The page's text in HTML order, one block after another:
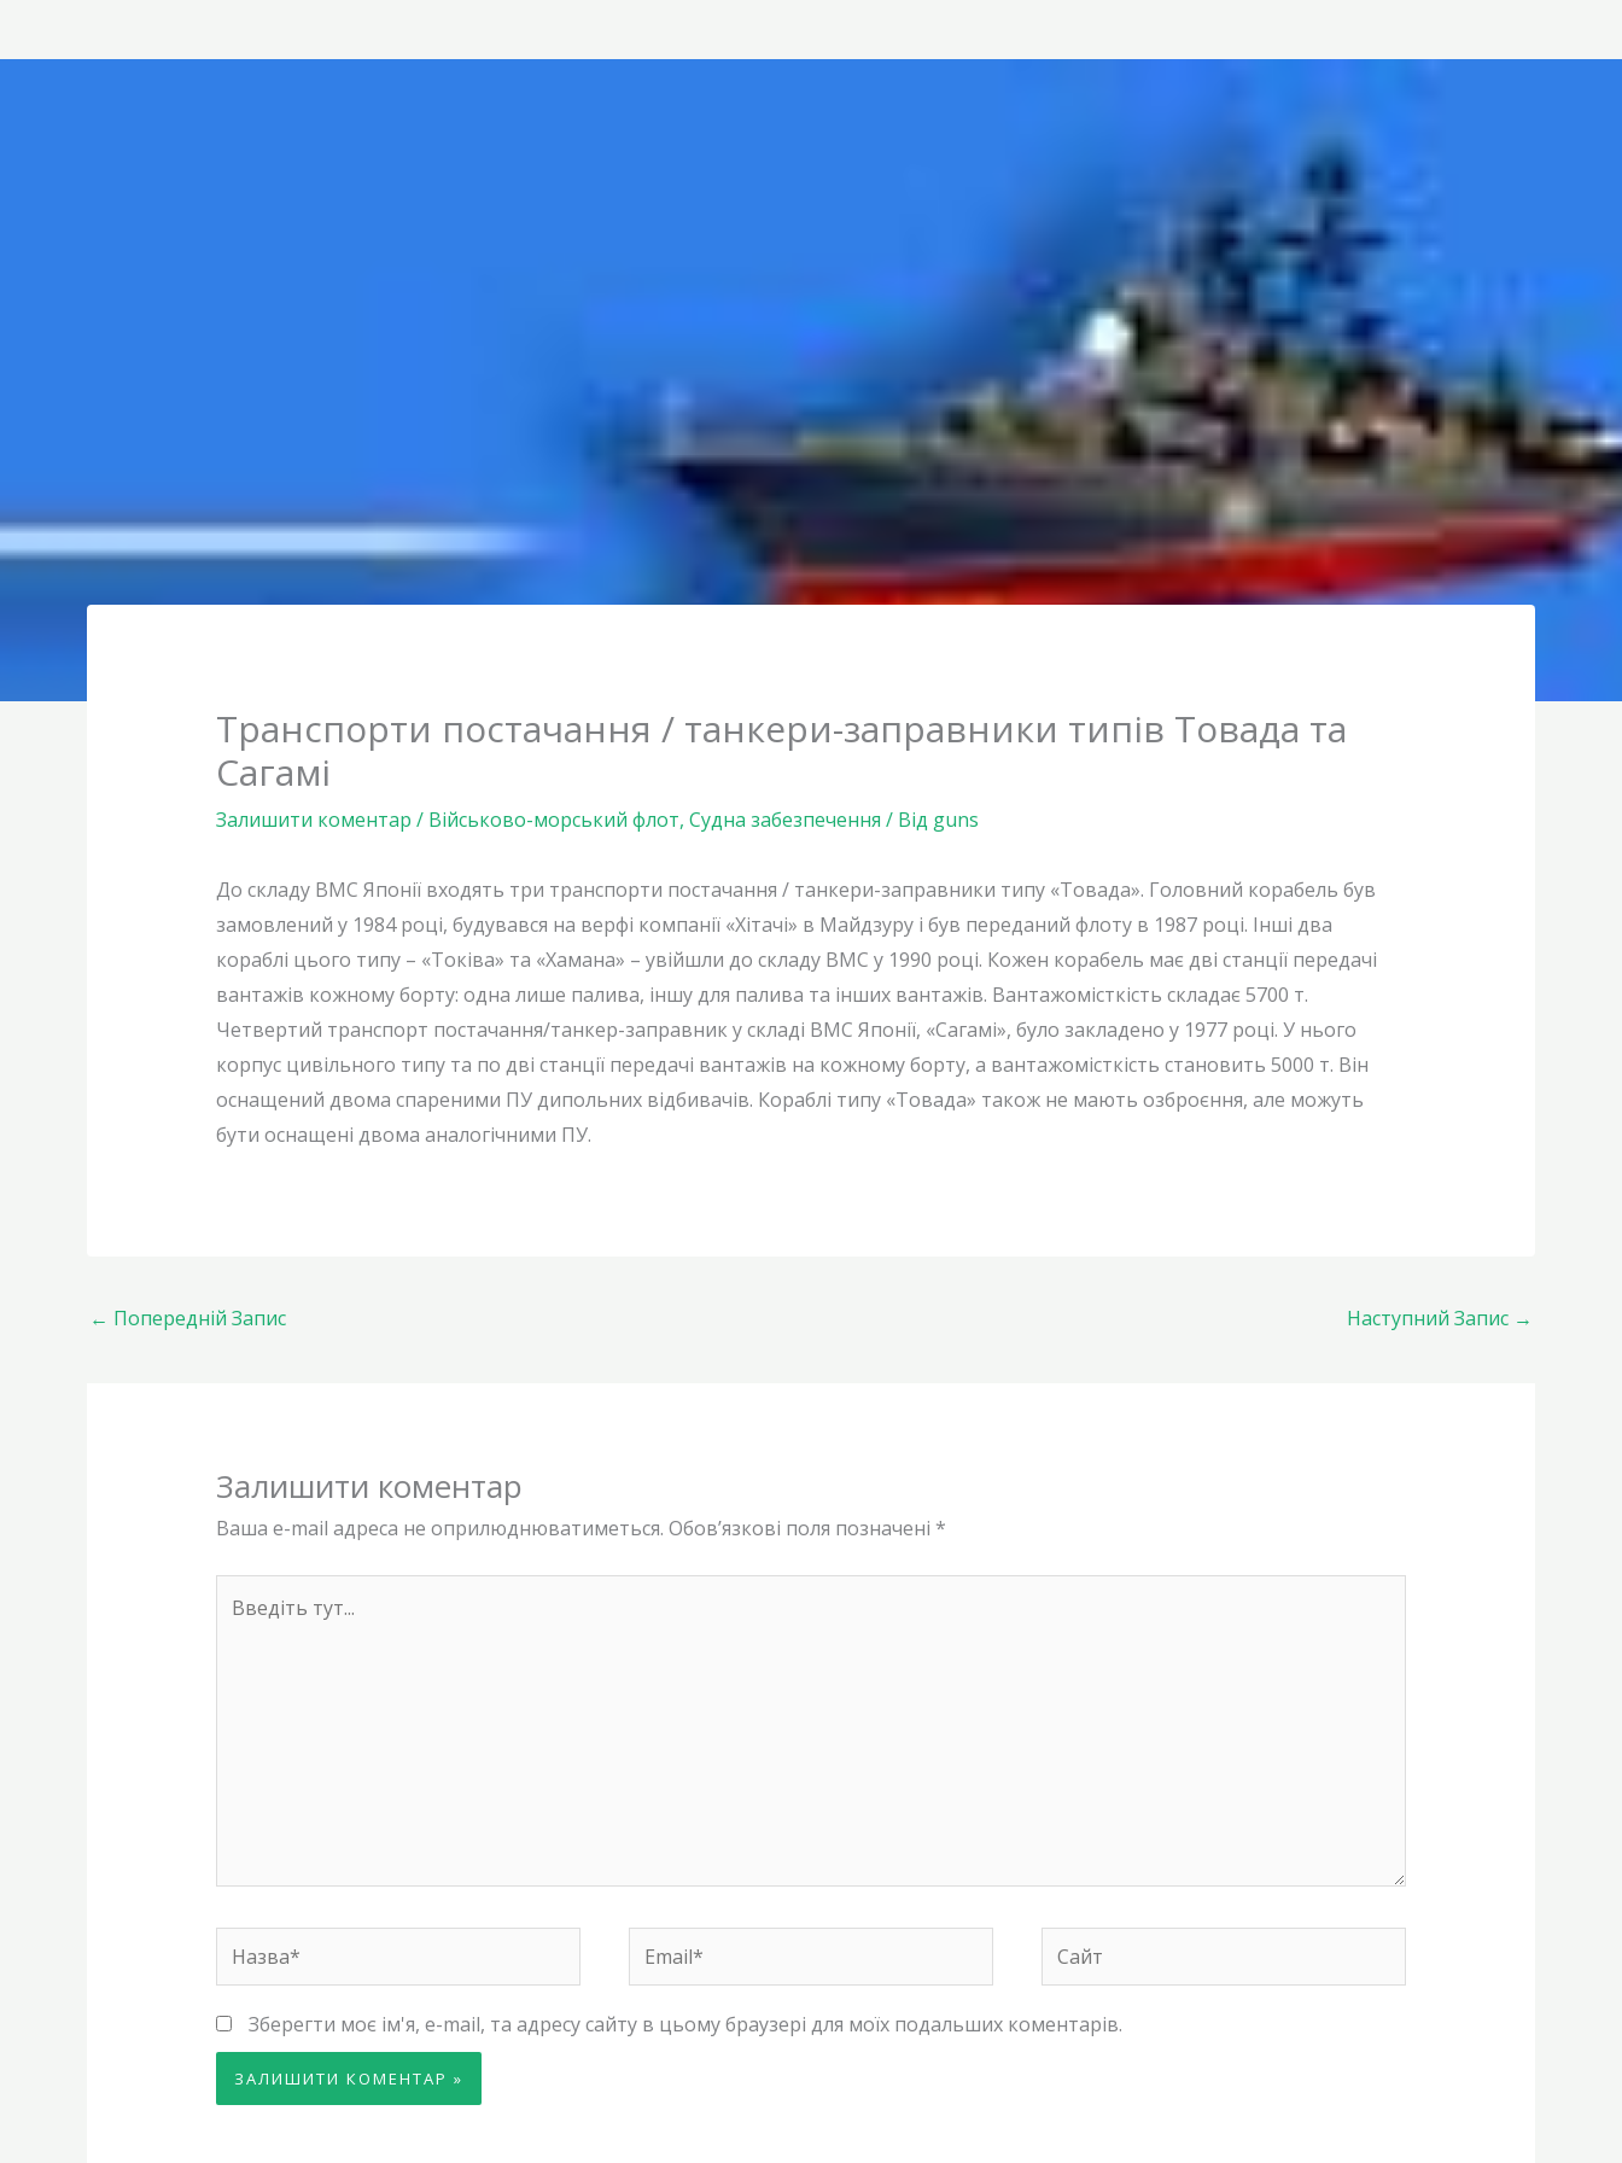
Транспорти постачання / танкери-заправники типів Товада та
Сагамі
Залишити коментар / Військово-морський флот, Судна забезпечення / Від guns
До складу ВМС Японії входять три транспорти постачання / танкери-заправники типу «Товада». Головний корабель був
замовлений у 1984 році, будувався на верфі компанії «Хітачі» в Майдзуру і був переданий флоту в 1987 році. Інші два
кораблі цього типу – «Токіва» та «Хамана» – увійшли до складу ВМС у 1990 році. Кожен корабель має дві станції передачі
вантажів кожному борту: одна лише палива, іншу для палива та інших вантажів. Вантажомісткість складає 5700 т.
Четвертий транспорт постачання/танкер-заправник у складі ВМС Японії, «Сагамі», було закладено у 1977 році. У нього
корпус цивільного типу та по дві станції передачі вантажів на кожному борту, а вантажомісткість становить 5000 т. Він
оснащений двома спареними ПУ дипольних відбивачів. Кораблі типу «Товада» також не мають озброєння, але можуть
бути оснащені двома аналогічними ПУ.
← Попередній Запис Наступний Запис →
Залишити коментар
Ваша e-mail адреса не оприлюднюватиметься. Обов’язкові поля позначені *
Назва* Email* Сайт
Зберегти моє ім'я, e-mail, та адресу сайту в цьому браузері для моїх подальших коментарів.